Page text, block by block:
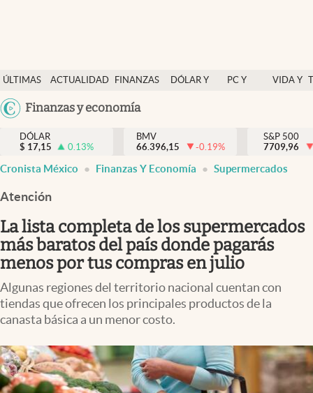
ÚLTIMAS
NOTICIAS
ACTUALIDAD
FINANZAS
DÓLAR Y
PC Y
VIDA Y
México
USA
Finanzas y economía
Actualidad
Finanzas y economía
Dólar y mercados
Pc y celular
Vida y estilo
Tv
Clima
Espiritualidad
Mediakit
DÓLAR
$ 17,15 0.13%
BMV
66.396,15
-0.19%
S&P 500
7709,96
Cronista México Finanzas Y Economía Supermercados
Atención
La lista completa de los supermercados
más baratos del país donde pagarás
menos por tus compras en julio
Algunas regiones del territorio nacional cuentan con
tiendas que ofrecen los principales productos de la
canasta básica a un menor costo.